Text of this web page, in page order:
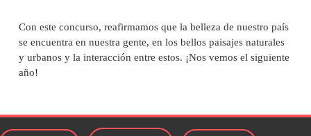
Con este concurso, reafirmamos que la belleza de nuestro país
se encuentra en nuestra gente, en los bellos paisajes naturales
y urbanos y la interacción entre estos. ¡Nos vemos el siguiente
año!